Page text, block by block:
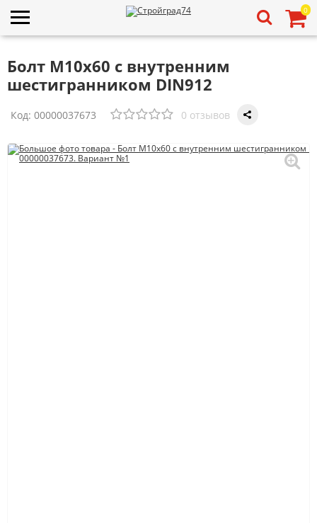
0
Болт М10х60 с внутренним
шестигранником DIN912
Код: 00000037673 0 отзывов